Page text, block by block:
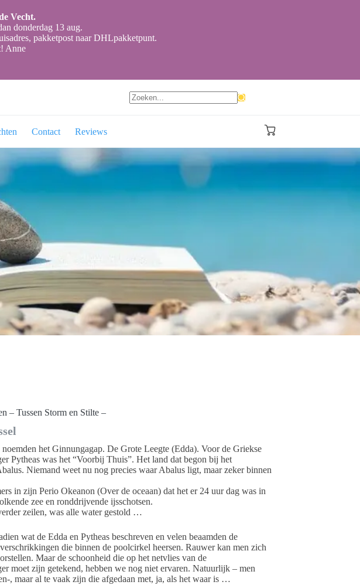
Vecht.
donderdag 13 aug.
pakketpost naar DHLpakketpunt.
Anne
Contact Reviews Winkelwagen
– Tussen Storm en Stilte –
het Ginnungagap. De Grote Leegte (Edda). Voor de Griekse
Pytheas was het “Voorbij Thuis”. Het land dat begon bij het
Niemand weet nu nog precies waar Abalus ligt, maar zeker binnen
in zijn Perio Okeanon (Over de oceaan) dat het er 24 uur dag was in
zee en ronddrijvende ijsschotsen.
zeilen, was alle water gestold …
wat de Edda en Pytheas beschreven en velen beaamden de
die binnen de poolcirkel heersen. Rauwer kan men zich
Maar de schoonheid die op het netvlies van de
moet zijn getekend, hebben we nog niet ervaren. Natuurlijk – men
, maar al te vaak zijn die afgedaan met, ja, als het waar is …